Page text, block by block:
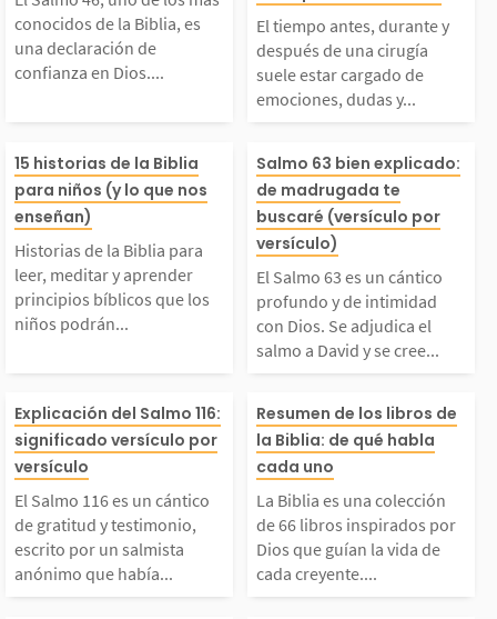
Biblia, es una decla
de confianza e
Dios. Escrito para s
cantado en medio d
la crisis, sus once...
conocidos de la Biblia, es
una declaración de
confianza en Dios....
irugía suele
gado de
udas y
ias a Dios por
encia, porque
s contar...
El tiempo antes, durante y
después de una cirugía
suele estar cargado de
emociones, dudas y...
de la Biblia
leer, meditar y a
principios bíb
que los niños po
aplicar en su dia
vivir. 1. La creació
2. Adán y Eva...
15 historias de la Biblia
para niños (y lo que nos
enseñan)
Historias de la Biblia para
leer, meditar y aprender
principios bíblicos que los
niños podrán...
El Salmo 63
tico profundo
midad con
judica el
d y se cree que
rito durante su
en el desierto
á,...
Salmo 63 bien explicado:
de madrugada te
buscaré (versículo por
versículo)
El Salmo 63 es un cántico
profundo y de intimidad
con Dios. Se adjudica el
salmo a David y se cree...
Salmo 116 es un cá
de gratitud y test
escrito por un
anónimo que
Explicación del Salmo 116:
significado versículo por
versículo
El Salmo 116 es un cántico
de gratitud y testimonio,
escrito por un salmista
anónimo que había...
La Biblia es
ción de 66
rados por Dios
ían la vida de
Resumen de los libros de
la Biblia: de qué habla
cada uno
La Biblia es una colección
de 66 libros inspirados por
Dios que guían la vida de
cada creyente....